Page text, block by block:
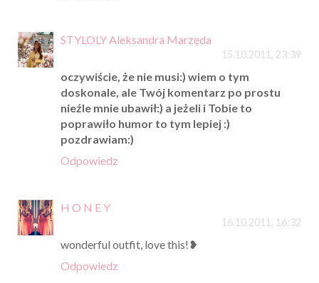
STYLOLY Aleksandra Marzęda
15.10.2011, 23:39
oczywiście, że nie musi:) wiem o tym
doskonale, ale Twój komentarz po prostu
nieźle mnie ubawił:) a jeżeli i Tobie to
poprawiło humor to tym lepiej :)
pozdrawiam:)
Odpowiedz
H O N E Y
16.10.2011, 16:32
wonderful outfit, love this!❥
Odpowiedz